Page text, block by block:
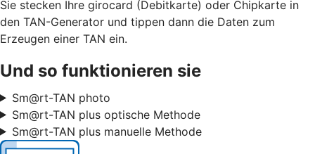
Sie stecken Ihre girocard (Debitkarte) oder Chipkarte in
den TAN-Generator und tippen dann die Daten zum
Erzeugen einer TAN ein.
Und so funktionieren sie
Sm@rt-TAN photo
Sm@rt-TAN plus optische Methode
Sm@rt-TAN plus manuelle Methode